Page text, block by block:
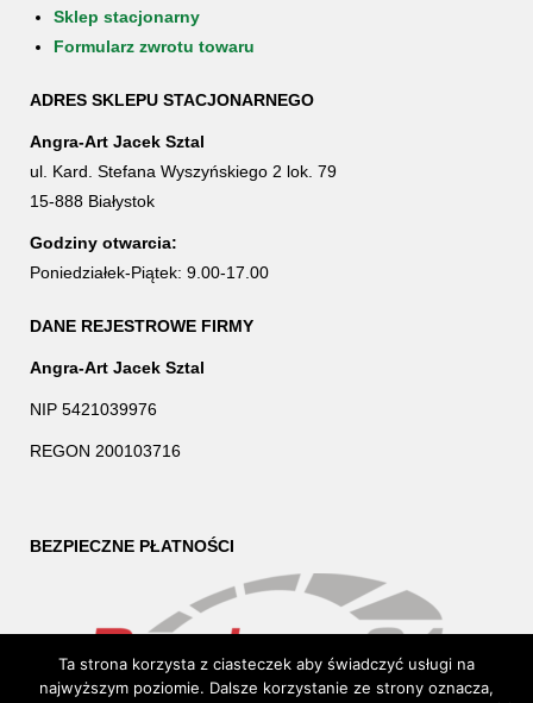
Sklep stacjonarny
Formularz zwrotu towaru
ADRES SKLEPU STACJONARNEGO
Angra-Art Jacek Sztal
ul. Kard. Stefana Wyszyńskiego 2 lok. 79
15-888 Białystok
Godziny otwarcia:
Poniedziałek-Piątek: 9.00-17.00
DANE REJESTROWE FIRMY
Angra-Art Jacek Sztal
NIP 5421039976
REGON 200103716
BEZPIECZNE PŁATNOŚCI
Ta strona korzysta z ciasteczek aby świadczyć usługi na
najwyższym poziomie. Dalsze korzystanie ze strony oznacza,